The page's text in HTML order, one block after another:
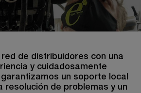
de distribuidores con una
y cuidadosamente
un soporte local
resolución de problemas y un